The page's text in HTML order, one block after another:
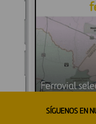
SÍGUENOS EN